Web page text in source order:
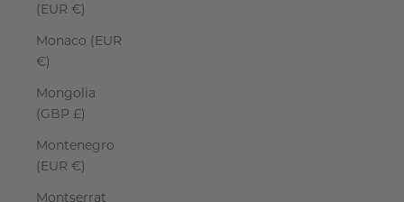
(EUR €)
Monaco (EUR
€)
Mongolia
(GBP £)
Montenegro
(EUR €)
Montserrat